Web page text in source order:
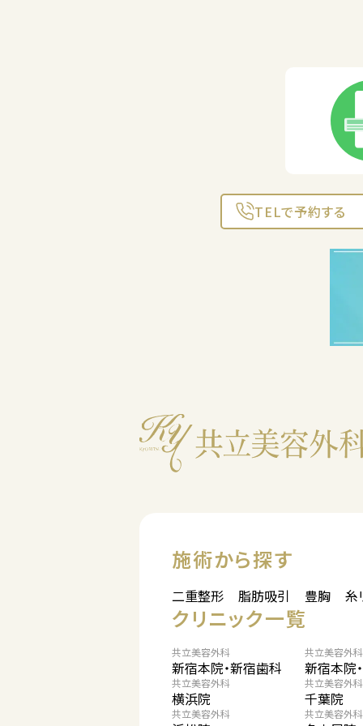
TELで予約する
施術から探す
二重整形 脂肪吸引 豊胸 糸
クリニック一覧
共立美容外科
新宿本院・新宿歯科
共立美容外科
新宿本院
共立美容外科
横浜院
共立美容外科
千葉院
共立美容外科 共立美容外科